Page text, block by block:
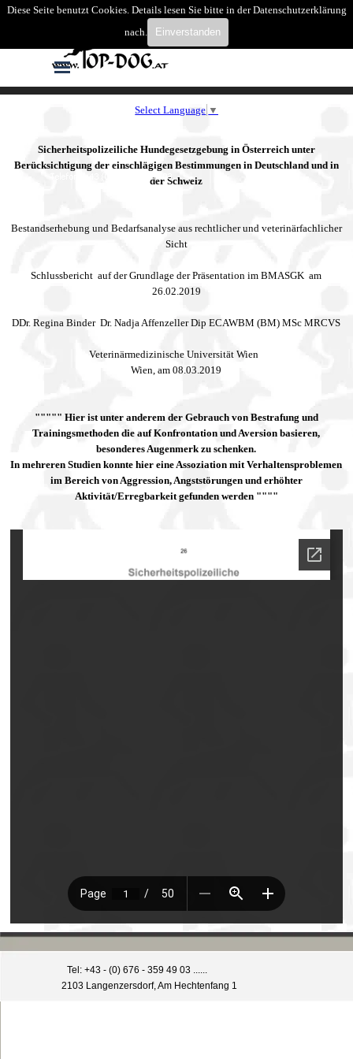
Diese Seite benutzt Cookies. Details lesen Sie bitte in der Datenschutzerklärung
nach.
Einverstanden
Direkt zum Seiteninhalt
Menü überspringen
Suchen
Select Language ▼
Sicherheitspolizeiliche Hundegesetzgebung in Österreich unter
Berücksichtigung der einschlägigen Bestimmungen in Deutschland und in
der Schweiz
Bestandserhebung und Bedarfsanalyse aus rechtlicher und veterinärfachlicher
Sicht
Schlussbericht auf der Grundlage der Präsentation im BMASGK am
26.02.2019
DDr. Regina Binder Dr. Nadja Affenzeller Dip ECAWBM (BM) MSc MRCVS
Veterinärmedizinische Universität Wien
Wien, am 08.03.2019
""""" Hier ist unter anderem der Gebrauch von Bestrafung und
Trainingsmethoden die auf Konfrontation und Aversion basieren,
besonderes Augenmerk zu schenken.
In mehreren Studien konnte hier eine Assoziation mit Verhaltensproblemen
im Bereich von Aggression, Angststörungen und erhöhter
Aktivität/Erregbarkeit gefunden werden """"
Tel: +43 - (0) 676 - 359 49 03 ......
2103 Langenzersdorf, Am Hechtenfang 1